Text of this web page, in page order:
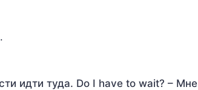
идти туда. Do I have to wait? – Мне